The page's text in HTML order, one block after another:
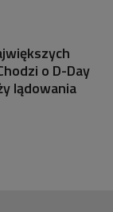
o D-Day
lądowania